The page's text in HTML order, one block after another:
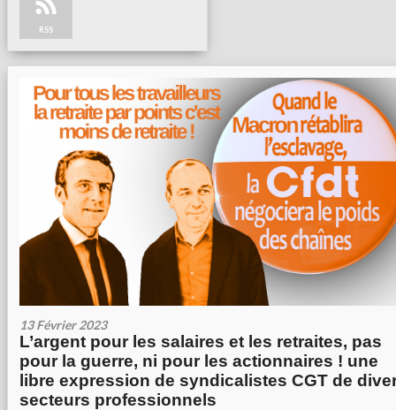
RSS
13 Février 2023
L’argent pour les salaires et les retraites, pas
pour la guerre, ni pour les actionnaires ! une
libre expression de syndicalistes CGT de
secteurs professionnels